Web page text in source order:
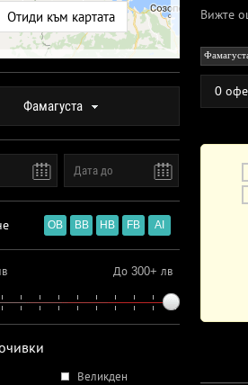
Отиди към картата
Фамагуста
OB BB HB FB AI
До 300+ лв
Великден
Вижте
0